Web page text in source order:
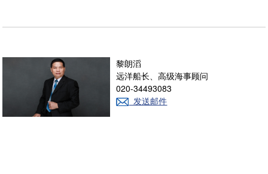
黎朗滔
远洋船长、高级海事顾问
020-34493083
发送邮件